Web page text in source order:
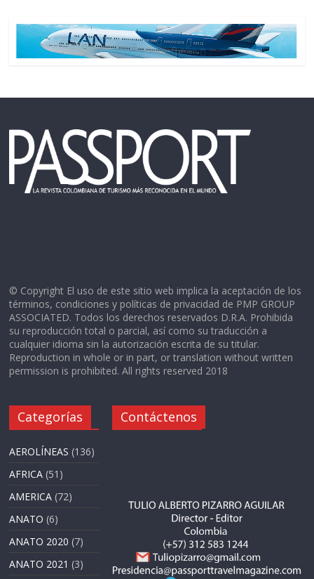
© Copyright El uso de este sitio web implica la aceptación de los
términos, condiciones y políticas de privacidad de PMP GROUP
ASSOCIATED. Todos los derechos reservados D.R.A. Prohibida
su reproducción total o parcial, así como su traducción a
cualquier idioma sin la autorización escrita de su titular.
Reproduction in whole or in part, or translation without written
permission is prohibited. All rights reserved 2018
Categorías
AEROLÍNEAS (136)
AFRICA (51)
AMERICA (72)
ANATO (6)
ANATO 2020 (7)
ANATO 2021 (3)
Contáctenos